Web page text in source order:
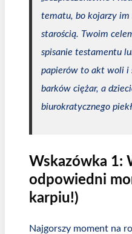
tematu, bo kojarzy
starością. Twoim
spisanie testamentu
papierów to akt woli i
barków ciężar, a
biurokratycznego
Wskazówka 1:
odpowiedni
karpiu!)
Najgorszy moment na